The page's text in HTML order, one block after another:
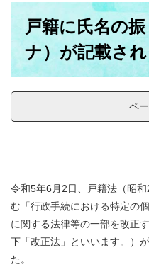
戸籍に氏名の
ナ）が記載さ
ペ
令和5年6月2日、戸籍法（昭
む「行政手続における特定の
に関する法律等の一部を改正
下「改正法」といいます。）
た。